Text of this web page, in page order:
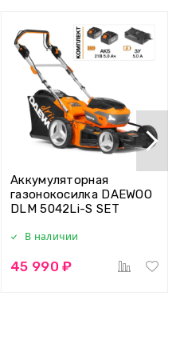
Аккумуляторная
газонокосилка DAEWOO
DLM 5042Li-S SET
В наличии
45 990 ₽